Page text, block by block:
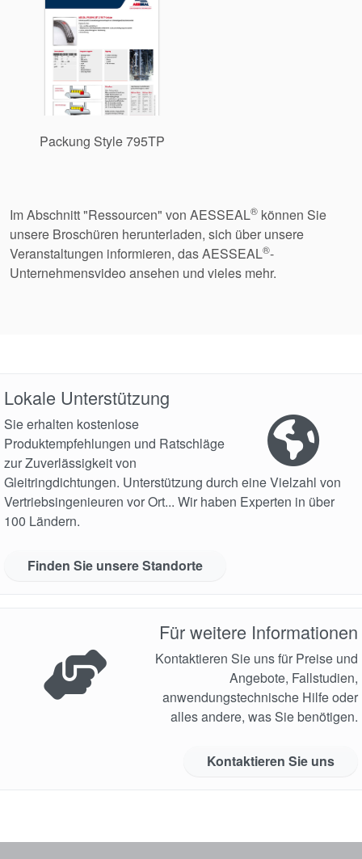
Packung Style 795TP
Im Abschnitt "Ressourcen" von AESSEAL® können Sie
unsere Broschüren herunterladen, sich über unsere
Veranstaltungen informieren, das AESSEAL®-
Unternehmensvideo ansehen und vieles mehr.
Lokale Unterstützung
Sie erhalten kostenlose
Produktempfehlungen und Ratschläge
zur Zuverlässigkeit von
Gleitringdichtungen. Unterstützung durch eine Vielzahl von
Vertriebsingenieuren vor Ort... Wir haben Experten in über
100 Ländern.
Finden Sie unsere Standorte
Für weitere Informationen
Kontaktieren Sie uns für Preise und
Angebote, Fallstudien,
anwendungstechnische Hilfe oder
alles andere, was Sie benötigen.
Kontaktieren Sie uns